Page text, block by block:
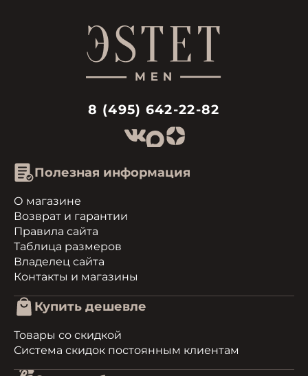
8 (495) 642-22-82
Полезная информация
О магазине
Возврат и гарантии
Правила сайта
Таблица размеров
Владелец сайта
Контакты и магазины
Купить дешевле
Товары со скидкой
Система скидок постоянным клиентам